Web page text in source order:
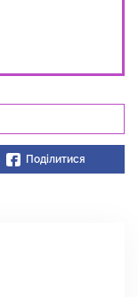
Поділитися